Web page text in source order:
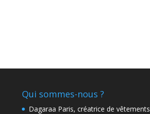
Qui sommes-nous ?
Dagaraa Paris, créatrice de vêtements